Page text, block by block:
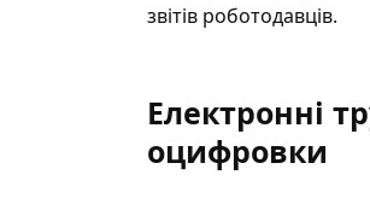
звітів роботодавців.
Електронні
оцифровки